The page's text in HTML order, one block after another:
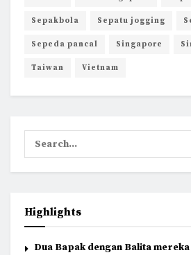
Sepakbola Sepatu jogging
Sepeda pancal Singapore
Taiwan Vietnam
Highlights
Dua Bapak dengan Balita mereka